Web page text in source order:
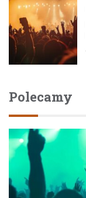
Polecamy